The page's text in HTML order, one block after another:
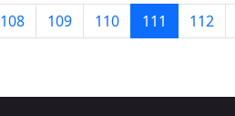
108 109 110 111 112